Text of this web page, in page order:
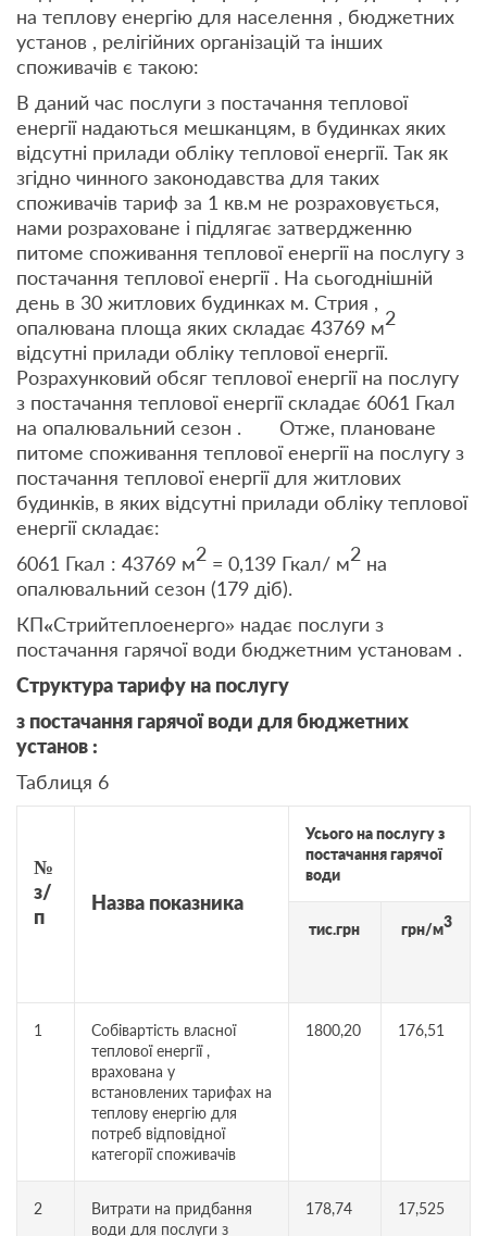
на теплову енергію для населення , бюджетних
установ , релігійних організацій та інших
споживачів є такою:
В даний час послуги з постачання теплової
енергії надаються мешканцям, в будинках яких
відсутні прилади обліку теплової енергії. Так як
згідно чинного законодавства для таких
споживачів тариф за 1 кв.м не розраховується,
нами розраховане і підлягає затвердженню
питоме споживання теплової енергії на послугу з
постачання теплової енергії . На сьогоднішній
день в 30 житлових будинках м. Стрия ,
опалювана площа яких складає 43769 м2
відсутні прилади обліку теплової енергії.
Розрахунковий обсяг теплової енергії на послугу
з постачання теплової енергії складає 6061 Гкал
на опалювальний сезон . Отже, плановане
питоме споживання теплової енергії на послугу з
постачання теплової енергії для житлових
будинків, в яких відсутні прилади обліку теплової
енергії складає:
6061 Гкал : 43769 м2 = 0,139 Гкал/ м2 на
опалювальний сезон (179 діб).
КП«Стрийтеплоенерго» надає послуги з
постачання гарячої води бюджетним установам .
Структура тарифу на послугу
з постачання гарячої води для бюджетних
установ :
Таблиця 6
№
з/
п
Назва показника
Усього на послугу з
постачання гарячої
води
тис.грн грн/м3
1
Собівартість власної
теплової енергії ,
врахована у
встановлених тарифах на
теплову енергію для
потреб відповідної
категорії споживачів
1800,20 176,51
2
Витрати на придбання
води для послуги з
178,74 17,525